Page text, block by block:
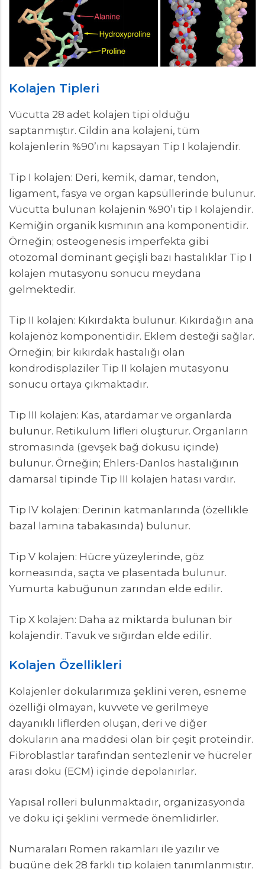
Kolajen Tipleri
Vücutta 28 adet kolajen tipi olduğu
saptanmıştır. Cildin ana kolajeni, tüm
kolajenlerin %90’ını kapsayan Tip I kolajendir.
Tip I kolajen: Deri, kemik, damar, tendon,
ligament, fasya ve organ kapsüllerinde bulunur.
Vücutta bulunan kolajenin %90’ı tip I kolajendir.
Kemiğin organik kısmının ana komponentidir.
Örneğin; osteogenesis imperfekta gibi
otozomal dominant geçişli bazı hastalıklar Tip I
kolajen mutasyonu sonucu meydana
gelmektedir.
Tip II kolajen: Kıkırdakta bulunur. Kıkırdağın ana
kolajenöz komponentidir. Eklem desteği sağlar.
Örneğin; bir kıkırdak hastalığı olan
kondrodisplaziler Tip II kolajen mutasyonu
sonucu ortaya çıkmaktadır.
Tip III kolajen: Kas, atardamar ve organlarda
bulunur. Retikulum lifleri oluşturur. Organların
stromasında (gevşek bağ dokusu içinde)
bulunur. Örneğin; Ehlers-Danlos hastalığının
damarsal tipinde Tip III kolajen hatası vardır.
Tip IV kolajen: Derinin katmanlarında (özellikle
bazal lamina tabakasında) bulunur.
Tip V kolajen: Hücre yüzeylerinde, göz
korneasında, saçta ve plasentada bulunur.
Yumurta kabuğunun zarından elde edilir.
Tip X kolajen: Daha az miktarda bulunan bir
kolajendir. Tavuk ve sığırdan elde edilir.
Kolajen Özellikleri
Kolajenler dokularımıza şeklini veren, esneme
özelliği olmayan, kuvvete ve gerilmeye
dayanıklı liflerden oluşan, deri ve diğer
dokuların ana maddesi olan bir çeşit proteindir.
Fibroblastlar tarafından sentezlenir ve hücreler
arası doku (ECM) içinde depolanırlar.
Yapısal rolleri bulunmaktadır, organizasyonda
ve doku içi şeklini vermede önemlidirler.
Numaraları Romen rakamları ile yazılır ve
bugüne dek 28 farklı tip kolajen tanımlanmıştır.